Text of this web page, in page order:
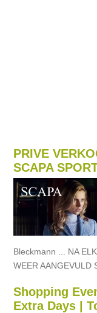
PRIVE
SCAPA
Bleckmann ... NA
WEER AANGEVULD
Shopping
Extra Days |